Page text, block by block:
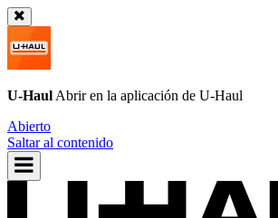
U-Haul Abrir en la aplicación de U-Haul
Abierto
Saltar al contenido